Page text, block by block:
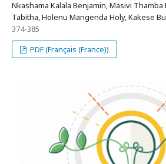
Nkashama Kalala Benjamin, Masivi Thamba
Tabitha, Holenu Mangenda Holy, Kakese
374-385
PDF (Français (France))